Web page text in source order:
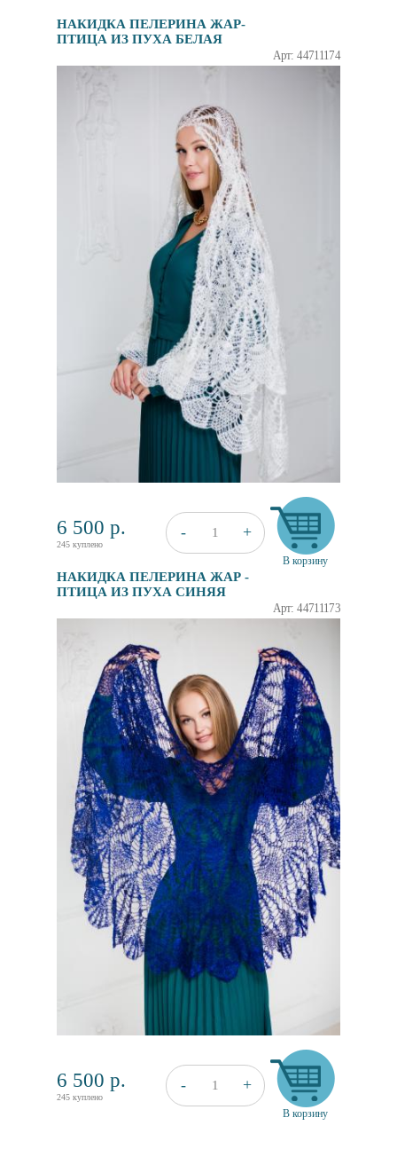
НАКИДКА ПЕЛЕРИНА ЖАР-
ПТИЦА ИЗ ПУХА БЕЛАЯ
Арт: 44711174
6 500 р.
245 куплено
- 1 +
В корзину
НАКИДКА ПЕЛЕРИНА ЖАР -
ПТИЦА ИЗ ПУХА СИНЯЯ
Арт: 44711173
6 500 р.
245 куплено
- 1 +
В корзину